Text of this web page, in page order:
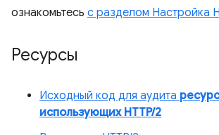
ознакомьтесь с разделом Настройка
Ресурсы
Исходный код для аудита
использующих HTTP/2